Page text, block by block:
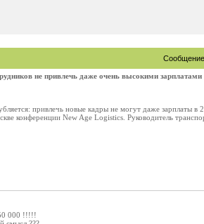
Сообщение
не привлечь даже очень высокими зарплатами
привлечь новые кадры не могут даже зарплаты
конференции New Age Logistics. Руководитель
000 !!!!!